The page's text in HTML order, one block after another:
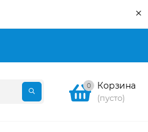
×
0 Корзина
(пусто)